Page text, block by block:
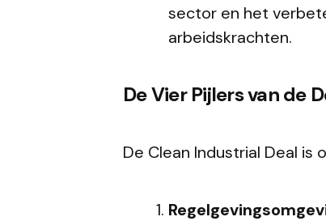
sector en het
arbeidskrachten.
De Vier Pijlers van de
De Clean Industrial Deal is